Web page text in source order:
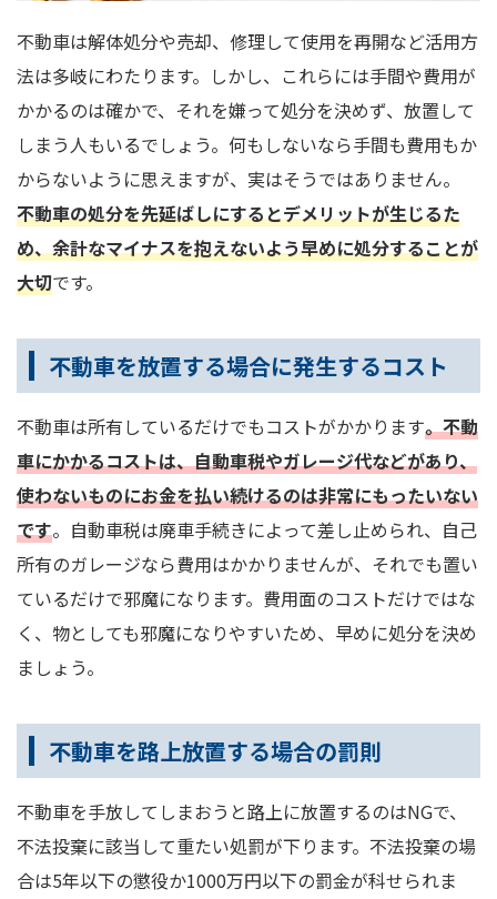
不動車は解体処分や売却、修理して使用を再開など活用方
法は多岐にわたります。しかし、これらには手間や費用が
かかるのは確かで、それを嫌って処分を決めず、放置して
しまう人もいるでしょう。何もしないなら手間も費用もか
からないように思えますが、実はそうではありません。
不動車の処分を先延ばしにするとデメリットが生じるた
め、余計なマイナスを抱えないよう早めに処分することが
大切です。
不動車を放置する場合に発生するコスト
不動車は所有しているだけでもコストがかかります。不動
車にかかるコストは、自動車税やガレージ代などがあり、
使わないものにお金を払い続けるのは非常にもったいない
です。自動車税は廃車手続きによって差し止められ、自己
所有のガレージなら費用はかかりませんが、それでも置い
ているだけで邪魔になります。費用面のコストだけではな
く、物としても邪魔になりやすいため、早めに処分を決め
ましょう。
不動車を路上放置する場合の罰則
不動車を手放してしまおうと路上に放置するのはNGで、
不法投棄に該当して重たい処罰が下ります。不法投棄の場
合は5年以下の懲役か1000万円以下の罰金が科せられま